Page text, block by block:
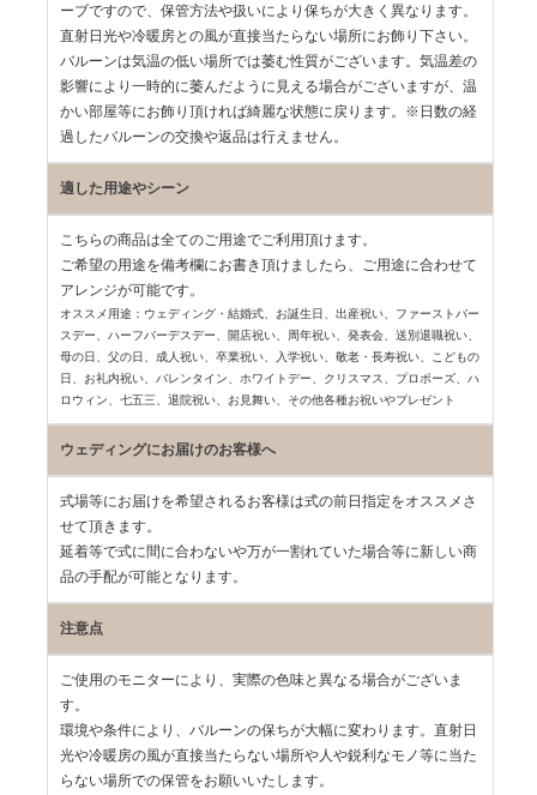
ーブですので、保管方法や扱いにより保ちが大きく異なります。
直射日光や冷暖房との風が直接当たらない場所にお飾り下さい。
バルーンは気温の低い場所では萎む性質がございます。気温差の
影響により一時的に萎んだように見える場合がございますが、温
かい部屋等にお飾り頂ければ綺麗な状態に戻ります。※日数の経
過したバルーンの交換や返品は行えません。
適した用途やシーン
こちらの商品は全てのご用途でご利用頂けます。
ご希望の用途を備考欄にお書き頂けましたら、ご用途に合わせて
アレンジが可能です。
オススメ用途：ウェディング・結婚式、お誕生日、出産祝い、ファーストバー
スデー、ハーフバーデスデー、開店祝い、周年祝い、発表会、送別退職祝い、
母の日、父の日、 成人祝い、卒業祝い、入学祝い、敬老・長寿祝い、こどもの
日、お礼内祝い、 バレンタイン、ホワイトデー、クリスマス、プロポーズ、ハ
ロウィン、七五三、退院祝い、お見舞い、その他各種お祝いやプレゼント
ウェディングにお届けのお客様へ
式場等にお届けを希望されるお客様は式の前日指定をオススメさ
せて頂きます。
延着等で式に間に合わないや万が一割れていた場合等に新しい商
品の手配が可能となります。
注意点
ご使用のモニターにより、実際の色味と異なる場合がございま
す。
環境や条件により、バルーンの保ちが大幅に変わります。直射日
光や冷暖房の風が直接当たらない場所や人や鋭利なモノ等に当た
らない場所での保管をお願いいたします。